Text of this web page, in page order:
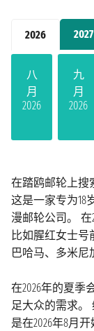
2026 2027
八
月
2026
九
月
2026
在踏鸥邮轮上搜
这是一家专为18
漫邮轮公司。 在
比如腥红女士号
巴哈马、多米尼
在2026年的夏季
足大众的需求。
是在2026年8月